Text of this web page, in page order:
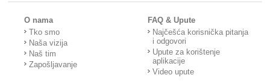
O nama
Tko smo
Naša vizija
Naš tim
Zapošljavanje
FAQ & Upute
Najčešća korisnička pitanja
i odgovori
Upute za korištenje
aplikacije
Video upute